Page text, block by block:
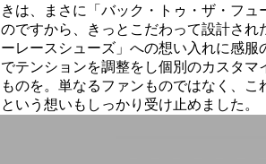
は、まさに「バック・トゥ・ザ・フュ
ですから、きっとこだわって設計され
レースシューズ」への想い入れに感服
テンションを調整をし個別のカスタマ
のを。単なるファンものではなく、こ
いう想いもしっかり受け止めました。